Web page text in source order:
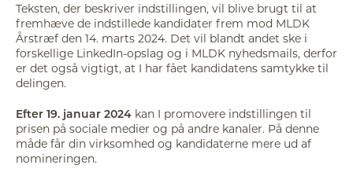
Teksten, der beskriver indstillingen, vil blive brugt til at
fremhæve de indstillede kandidater frem mod MLDK
Årstræf den 14. marts 2024. Det vil blandt andet ske i
forskellige LinkedIn-opslag og i MLDK nyhedsmails, derfor
er det også vigtigt, at I har fået kandidatens samtykke til
delingen.
Efter 19. januar 2024 kan I promovere indstillingen til
prisen på sociale medier og på andre kanaler. På denne
måde får din virksomhed og kandidaterne mere ud af
nomineringen.